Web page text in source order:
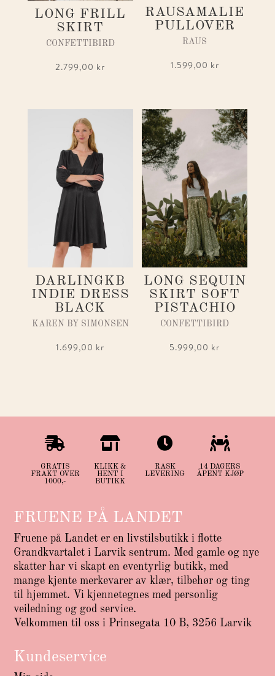
LONG FRILL
SKIRT
CONFETTIBIRD
2.799,00 kr
RAUSAMALIE
PULLOVER
RAUS
1.599,00 kr
DARLINGKB
INDIE DRESS
BLACK
KAREN BY SIMONSEN
1.699,00 kr
LONG SEQUIN
SKIRT SOFT
PISTACHIO
CONFETTIBIRD
5.999,00 kr

GRATIS
FRAKT OVER
1000,-

KLIKK &
HENT I
BUTIKK

RASK
LEVERING

14 DAGERS
ÅPENT KJØP
FRUENE PÅ LANDET
Fruene på Landet er en livstilsbutikk i flotte
Grandkvartalet i Larvik sentrum. Med gamle og nye
skatter har vi skapt en eventyrlig butikk, med
mange kjente merkevarer av klær, tilbehør og ting
til hjemmet. Vi kjennetegnes med personlig
veiledning og god service.
Velkommen til oss i Prinsegata 10 B, 3256 Larvik
Kundeservice